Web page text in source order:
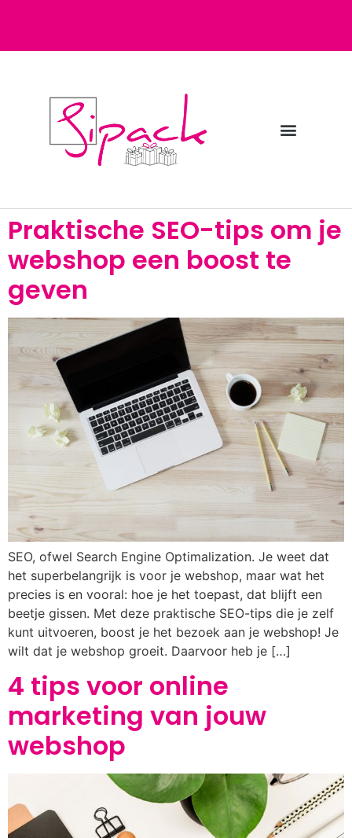
Praktische SEO-tips om je
webshop een boost te
geven
SEO, ofwel Search Engine Optimalization. Je weet dat
het superbelangrijk is voor je webshop, maar wat het
precies is en vooral: hoe je het toepast, dat blijft een
beetje gissen. Met deze praktische SEO-tips die je zelf
kunt uitvoeren, boost je het bezoek aan je webshop! Je
wilt dat je webshop groeit. Daarvoor heb je […]
4 tips voor online
marketing van jouw
webshop